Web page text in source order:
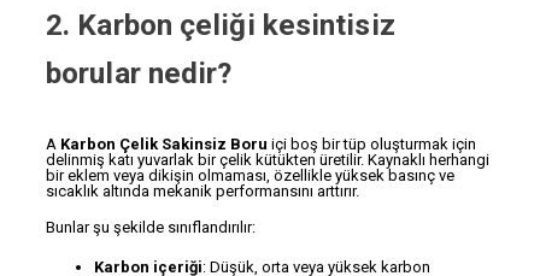
2. Karbon çeliği kesintisiz
borular nedir?
A Karbon Çelik Sakinsiz Boru içi boş bir tüp oluşturmak için
delinmiş katı yuvarlak bir çelik kütükten üretilir. Kaynaklı herhangi
bir eklem veya dikişin olmaması, özellikle yüksek basınç ve
sıcaklık altında mekanik performansını arttırır.
Bunlar şu şekilde sınıflandırılır:
Karbon içeriği: Düşük, orta veya yüksek karbon